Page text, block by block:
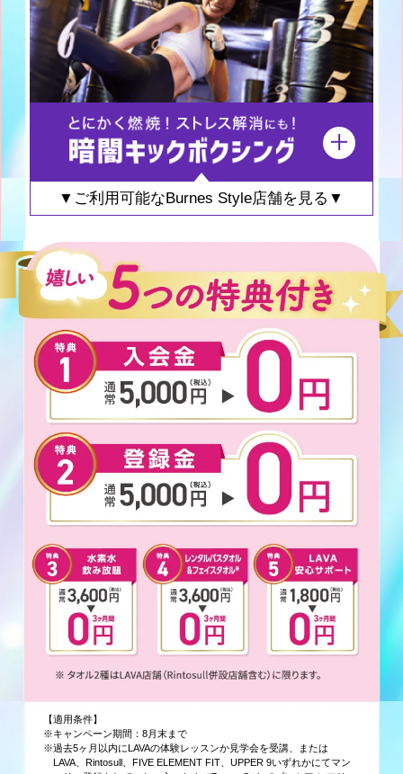
▼ご利用可能なBurnes Style店舗を見る▼
【適用条件】
※キャンペーン期間：8月末まで
※過去5ヶ月以内にLAVAの体験レッスンか見学会を受講、または
LAVA、Rintosull、FIVE ELEMENT FIT、UPPER 9いずれかにてマン